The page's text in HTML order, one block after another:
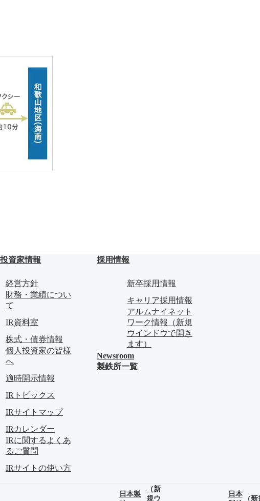
資家情報
経営方針
財務・業績につい
て
IR資料室
株式・債券情報
個人投資家の皆様
へ
適時開示情報
IRトピックス
IRサイトマップ
IRカレンダー
IRに関するよくあ
るご質問
IRサイトの使い方
採用情報
新卒採用情報
キャリア採用情報
アルムナイネット
ワーク情報 （新規
ウインドウで開き
ます）
Newsroom
製鉄所一覧
日本製
（新
規ウ
日本
（